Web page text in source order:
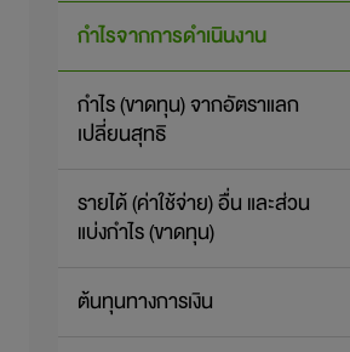
กำไรจากการดำเนินงาน
กำไร (ขาดทุน) จากอัตราแลก
เปลี่ยนสุทธิ
รายได้ (ค่าใช้จ่าย) อื่น และส่วน
แบ่งกำไร (ขาดทุน)
ต้นทุนทางการเงิน